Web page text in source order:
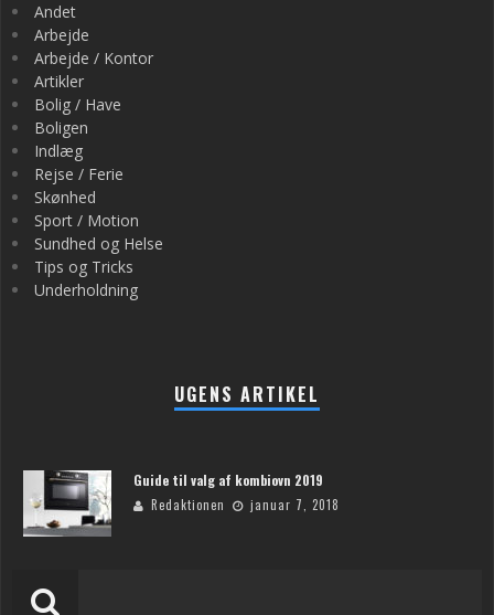
Andet
Arbejde
Arbejde / Kontor
Artikler
Bolig / Have
Boligen
Indlæg
Rejse / Ferie
Skønhed
Sport / Motion
Sundhed og Helse
Tips og Tricks
Underholdning
UGENS ARTIKEL
Guide til valg af kombiovn 2019
Redaktionen januar 7, 2018